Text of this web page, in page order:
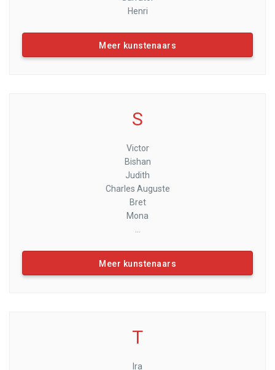
Henri
Meer kunstenaars
S
Victor
Bishan
Judith
Charles Auguste
Bret
Mona
Meer kunstenaars
T
Ira